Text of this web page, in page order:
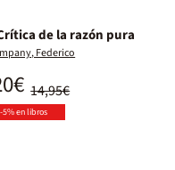
de la razón pura
Federico
14,95€
5% en libros